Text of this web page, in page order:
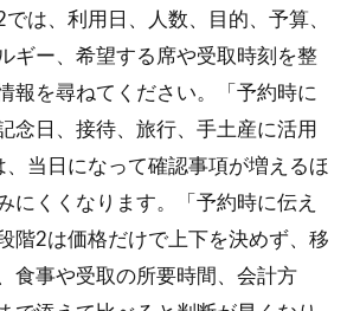
は、利用日、人数、目的、予算、
ギー、希望する席や受取時刻を整
報を尋ねてください。「予約時に
念日、接待、旅行、手土産に活用
当日になって確認事項が増えるほ
にくくなります。「予約時に伝え
階2は価格だけで上下を決めず、移
食事や受取の所要時間、会計方